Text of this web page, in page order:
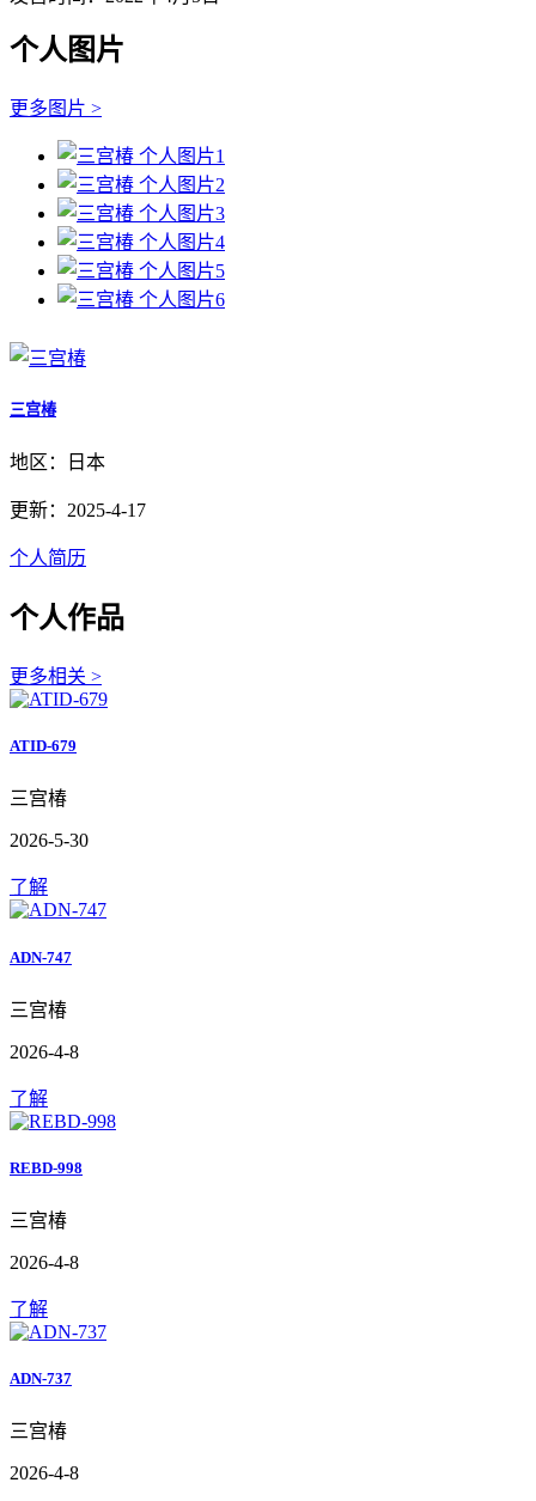
个人图片
更多图片 >
三宫椿
地区：日本
更新：2025-4-17
个人简历
个人作品
更多相关 >
ATID-679
三宫椿
2026-5-30
了解
ADN-747
三宫椿
2026-4-8
了解
REBD-998
三宫椿
2026-4-8
了解
ADN-737
三宫椿
2026-4-8